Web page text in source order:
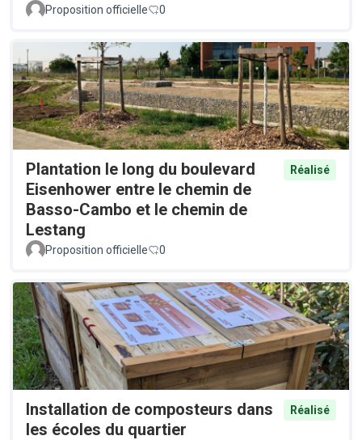
Proposition officielle 0
Plantation le long du boulevard
Eisenhower entre le chemin de
Basso-Cambo et le chemin de
Lestang
Réalisé
Proposition officielle 0
Installation de composteurs dans
les écoles du quartier
Réalisé